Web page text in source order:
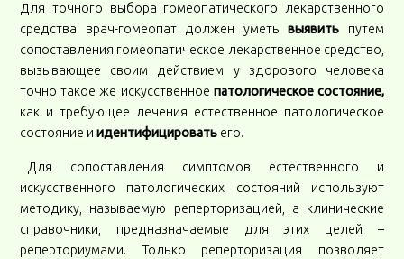
Для точного выбора гомеопатического лекарственного
средства врач-гомеопат должен уметьвыявить путем
сопоставления гомеопатическое лекарственное средство,
вызывающее своим действием у здорового человека
точно такое же искусственное патологическое состояние,
как и требующее лечения естественное патологическое
состояние иидентифицировать его.
Для сопоставления симптомов естественного и
искусственного патологических состояний используют
методику, называемую реперторизацией, а клинические
справочники, предназначаемые для этих целей –
реперториумами. Только реперторизация позволяет